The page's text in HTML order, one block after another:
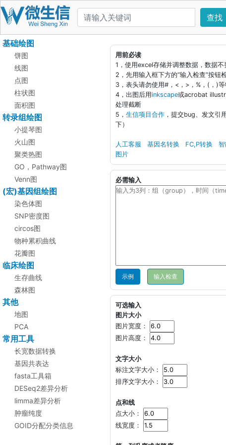
查找
基础绘图
饼图
线图
点图
柱状图
面积图
转录组绘图
小提琴图
火山图
聚类热图
GO，Pathway图
Venn图
(宏)基因组绘图
染色体图
SNP密度图
circos图
物种累积曲线
花瓣图
临床绘图
生存曲线
森林图
其他
地图
PCA
常用工具
长宽数据转换
基因共表达
fasta工具箱
DESeq2差异分析
limma差异分析
肿瘤纯度
GOID分配分类信息
用前必读
1，使用excel存储并调整数据，数据
2，先用输入框下方的“输入检查”按钮
3，表头请勿使用#，<，>，%，(，)
4，出图后用inkscape或acrobat
处理截断
5， 生信项目合作，提交bug、发文引
下）
人工客服 基因名转换 FC,P转换
图片
必需输入
示例
可选输入
图片大小
图片宽度：
图片高度：
文字大小
标注文字大小：
排序文字大小：
点和线
点大小：
线宽度：